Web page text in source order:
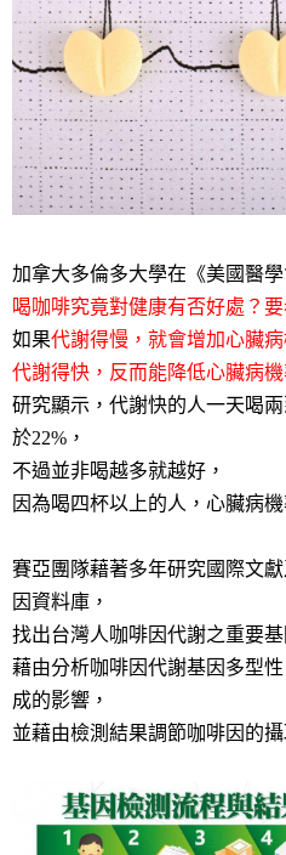
加拿大多倫多大學在《美國醫
喝咖啡究竟對健康有否好處？
如果代謝得慢，就會增加心臟
代謝得快，反而能降低心臟病機
研究顯示，代謝快的人一天喝
於22%，
不過並非喝越多就越好，
因為喝四杯以上的人，心臟病
賽亞團隊藉著多年研究國際文
因資料庫，
找出台灣人咖啡因代謝之重要基
藉由分析咖啡因代謝基因多型
成的影響，
並藉由檢測結果調節咖啡因的攝